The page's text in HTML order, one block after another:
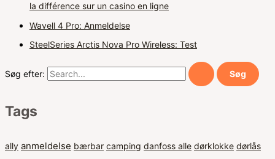
la différence sur un casino en ligne
Wavell 4 Pro: Anmeldelse
SteelSeries Arctis Nova Pro Wireless: Test
Søg efter:
Tags
ally anmeldelse bærbar camping danfoss alle dørklokke dørlås